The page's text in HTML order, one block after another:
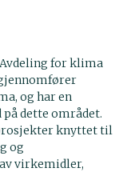
for klima
og har en
dette området.
knyttet til
og
virkemidler,